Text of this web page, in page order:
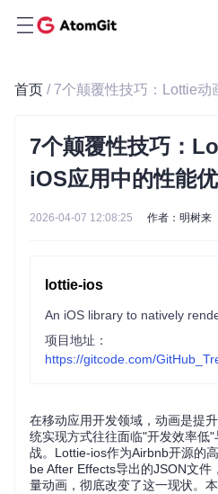
首页
7个颠覆性技巧：
iOS应用中的性能
2026-04-07 12:08:25 作者：明树来
lottie-ios
项目地址：
https://gitcode.com/
在移动应用开发领域，动画是提
统实现方式往往面临"开发效率低
战。Lottie-ios作为Airbnb开源的
be After Effects导出的JSON文件
量动画，彻底改变了这一现状。